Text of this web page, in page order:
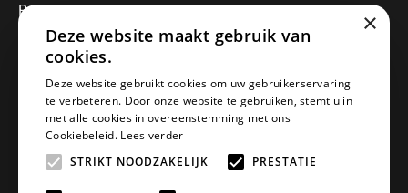
Registreren
Mijn bestellingen
Informatie
Over ons
Algemene voorwaarden
Disclaimer
Privacy Policy
Betaalmethoden
×
Deze website maakt gebruik van
cookies.
Deze website gebruikt cookies om uw gebruikerservaring
te verbeteren. Door onze website te gebruiken, stemt u in
met alle cookies in overeenstemming met ons
Cookiebeleid. Lees verder
STRIKT NOODZAKELIJK
PRESTATIE